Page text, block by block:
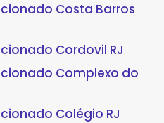
Costa Barros
Cordovil RJ
Complexo do
Colégio RJ